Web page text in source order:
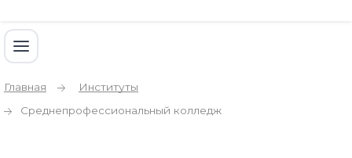
Главная
Институты
Среднепрофессиональный колледж